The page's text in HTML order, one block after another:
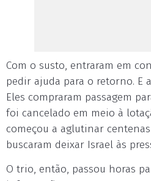
Com o susto, entraram em
pedir ajuda para o retorno. E
Eles compraram passagem
foi cancelado em meio à
começou a aglutinar
buscaram deixar Israel às
O trio, então, passou horas